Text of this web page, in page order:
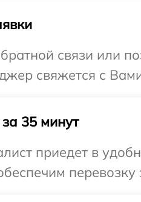
связи или
свяжется с
35 минут
приедет в